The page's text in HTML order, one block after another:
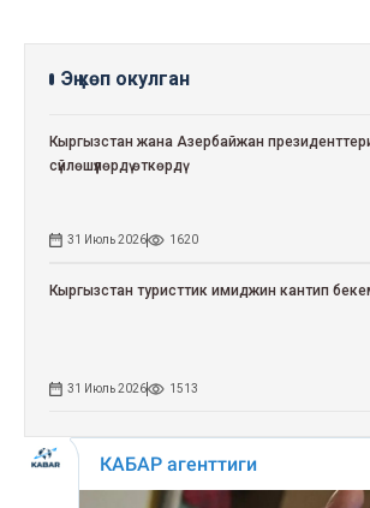
Эң көп окулган
Кыргызстан жана Азербайжан
сүйлөшүүлөрдү өткөрдү
31 Июль 2026 1620
Кыргызстан туристтик имиджин кантип
31 Июль 2026 1513